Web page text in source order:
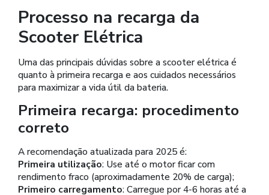
Processo na recarga da
Scooter Elétrica
Uma das principais dúvidas sobre a scooter elétrica é
quanto à primeira recarga e aos cuidados necessários
para maximizar a vida útil da bateria.
Primeira recarga: procedimento
correto
A recomendação atualizada para 2025 é:
Primeira utilização: Use até o motor ficar com
rendimento fraco (aproximadamente 20% de carga);
Primeiro carregamento: Carregue por 4-6 horas até a